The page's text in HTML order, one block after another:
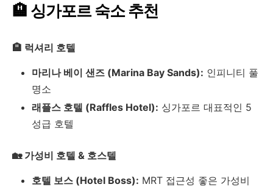
🏨 싱가포르 숙소 추천
🏨 럭셔리 호텔
마리나 베이 샌즈 (Marina Bay Sands): 인피니티 풀
명소
래플스 호텔 (Raffles Hotel): 싱가포르 대표적인 5
성급 호텔
🏡 가성비 호텔 & 호스텔
호텔 보스 (Hotel Boss): MRT 접근성 좋은 가성비